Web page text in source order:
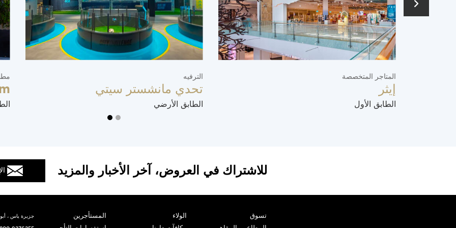
الترفيه
تحدي مانشستر سيتي
الطابق الأرضي
المتاجر المتخصصة
إيثر
الطابق الأول
للاشتراك في العروض، آخر الأخبار والمزيد
تسوق
الولاء المستأجرين جزيرة ياس ،